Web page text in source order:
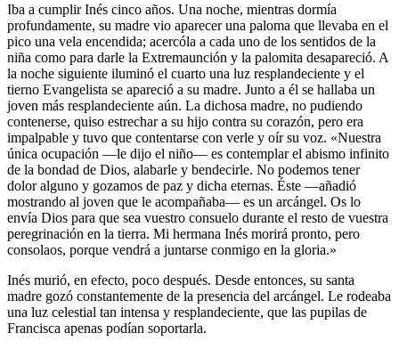
Iba a cumplir Inés cinco años. Una noche, mientras dormía
profundamente, su madre vio aparecer una paloma que llevaba en el
pico una vela encendida; acercóla a cada uno de los sentidos de la
niña como para darle la Extremaunción y la palomita desapareció. A
la noche siguiente iluminó el cuarto una luz resplandeciente y el
tierno Evangelista se apareció a su madre. Junto a él se hallaba un
joven más resplandeciente aún. La dichosa madre, no pudiendo
contenerse, quiso estrechar a su hijo contra su corazón, pero era
impalpable y tuvo que contentarse con verle y oír su voz. «Nuestra
única ocupación —le dijo el niño— es contemplar el abismo infinito
de la bondad de Dios, alabarle y bendecirle. No podemos tener
dolor alguno y gozamos de paz y dicha eternas. Éste —añadió
mostrando al joven que le acompañaba— es un arcángel. Os lo
envía Dios para que sea vuestro consuelo durante el resto de vuestra
peregrinación en la tierra. Mi hermana Inés morirá pronto, pero
consolaos, porque vendrá a juntarse conmigo en la gloria.»
Inés murió, en efecto, poco después. Desde entonces, su santa
madre gozó constantemente de la presencia del arcángel. Le rodeaba
una luz celestial tan intensa y resplandeciente, que las pupilas de
Francisca apenas podían soportarla.